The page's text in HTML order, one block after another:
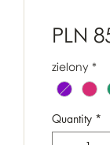
PLN
zielony *
Quantity *